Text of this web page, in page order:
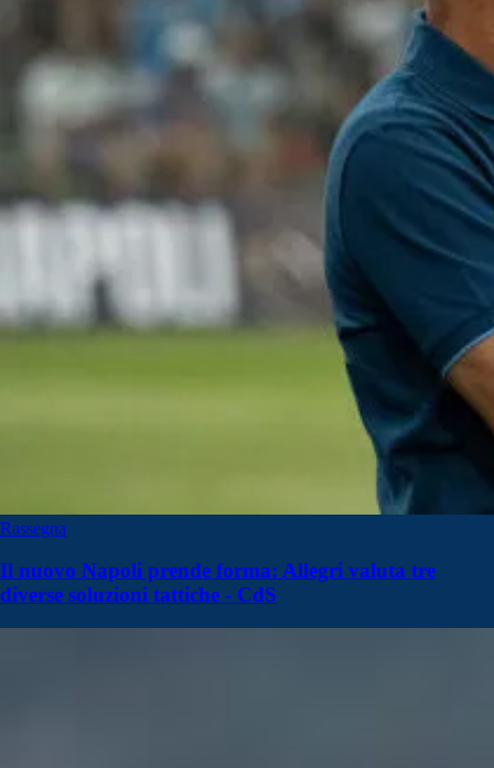
Rassegna
Il nuovo Napoli prende forma: Allegri valuta tre
diverse soluzioni tattiche - CdS